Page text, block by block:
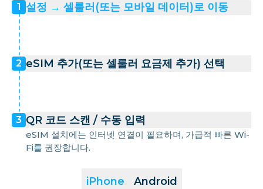
iPhone Android
1 설정 → 셀룰러(또는 모바일 데이터)로 이동
2 eSIM 추가(또는 셀룰러 요금제 추가) 선택
3 QR 코드 스캔 / 수동 입력
eSIM 설치에는 인터넷 연결이 필요하며, 가급적 빠른 Wi-
Fi를 권장합니다.